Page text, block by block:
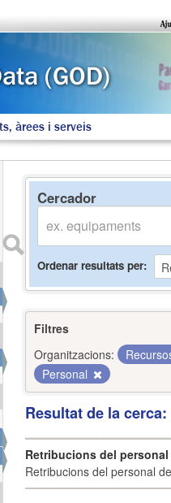
àrees i serveis
Cercador
Ordenar resultats per
Filtres
Organitzacions:
Personal
Resultat de la
Retribucions del
Retribucions del personal